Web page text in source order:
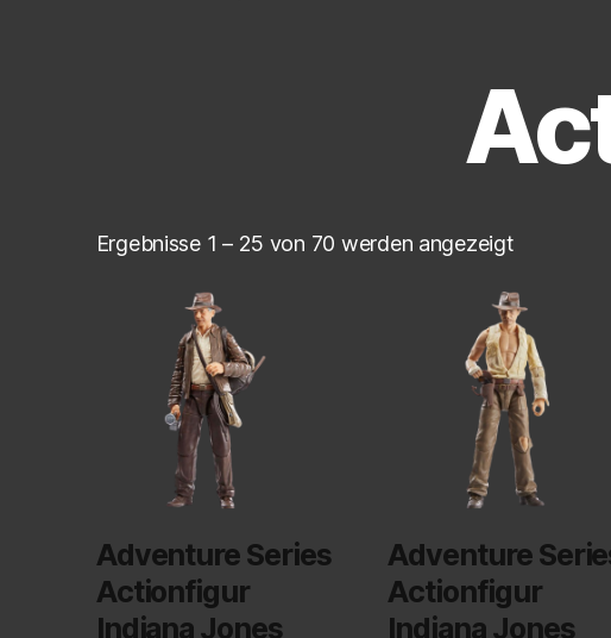
Ergebnisse 1 – 25 von 70 werden angezeigt
Adventure Series
Actionfigur
Indiana Jones
Adventure
Actionfigur
Indiana Jones